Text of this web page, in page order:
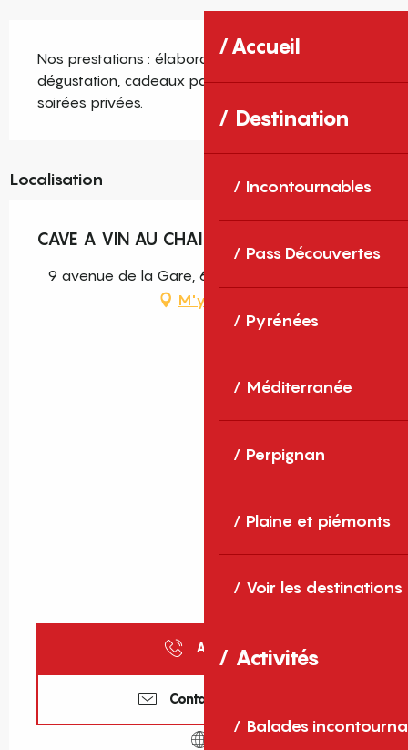
Accueil
Destination
Incontournables
Pass Découvertes
Pyrénées
Méditerranée
Perpignan
Plaine et piémonts
Voir les destinations
Activités
Balades
Nos prestations : élaboration de carte de vins,
dégustation, cadeaux particuliers et entreprises,
soirées privées.
Localisation
CAVE A VIN AU CHAI DE PIERRE
9 avenue de la Gare, 66700 Argelès-sur-Mer
M'y rendre
Appeler
Contactez-nous